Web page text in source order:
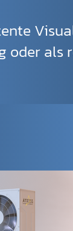
oder als